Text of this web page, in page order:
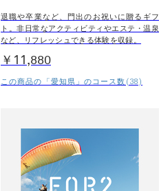
退職や卒業など、門出のお祝いに贈るギフ
ト。非日常なアクティビティやエステ・温泉
など、リフレッシュできる体験を収録。
￥11,880
この商品の「愛知県」のコース数(38)